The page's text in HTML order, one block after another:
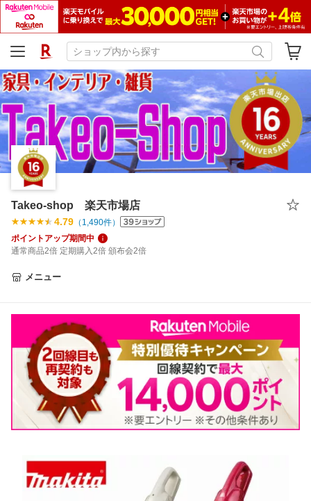
Takeo-shop 楽天市場店
4.79 （ 1,490件）
ポイントアップ期間中
通常商品2倍 定期購入2倍 頒布会2倍
メニュー